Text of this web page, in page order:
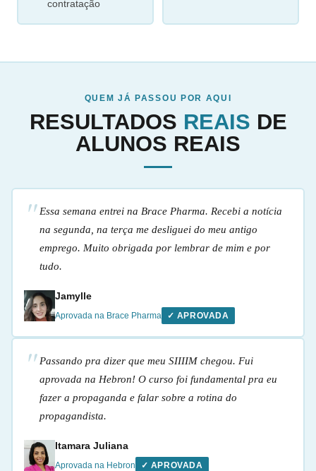
contratação
QUEM JÁ PASSOU POR AQUI
RESULTADOS REAIS DE
ALUNOS REAIS
Essa semana entrei na Brace Pharma. Recebi a notícia
na segunda, na terça me desliguei do meu antigo
emprego. Muito obrigada por lembrar de mim e por
tudo.
Jamylle
Aprovada na Brace Pharma ✓ APROVADA
Passando pra dizer que meu SIIIIM chegou. Fui
aprovada na Hebron! O curso foi fundamental pra eu
fazer a propaganda e falar sobre a rotina do
propagandista.
Itamara Juliana
Aprovada na Hebron ✓ APROVADA